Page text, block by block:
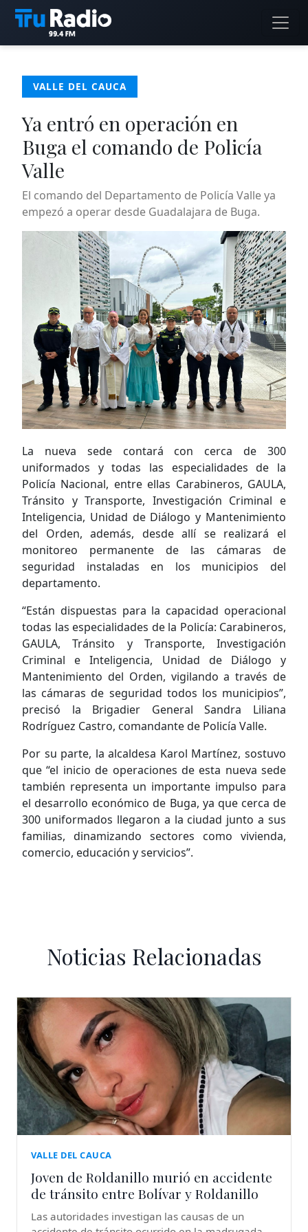
VALLE DEL CAUCA
Ya entró en operación en
Buga el comando de Policía
Valle
El comando del Departamento de Policía Valle ya
empezó a operar desde Guadalajara de Buga.
La nueva sede contará con cerca de 300
uniformados y todas las especialidades de la
Policía Nacional, entre ellas Carabineros, GAULA,
Tránsito y Transporte, Investigación Criminal e
Inteligencia, Unidad de Diálogo y Mantenimiento
del Orden, además, desde allí se realizará el
monitoreo permanente de las cámaras de
seguridad instaladas en los municipios del
departamento.
“Están dispuestas para la capacidad operacional
todas las especialidades de la Policía: Carabineros,
GAULA, Tránsito y Transporte, Investigación
Criminal e Inteligencia, Unidad de Diálogo y
Mantenimiento del Orden, vigilando a través de
las cámaras de seguridad todos los municipios”,
precisó la Brigadier General Sandra Liliana
Rodríguez Castro, comandante de Policía Valle.
Por su parte, la alcaldesa Karol Martínez, sostuvo
que “el inicio de operaciones de esta nueva sede
también representa un importante impulso para
el desarrollo económico de Buga, ya que cerca de
300 uniformados llegaron a la ciudad junto a sus
familias, dinamizando sectores como vivienda,
comercio, educación y servicios”.
Noticias Relacionadas
VALLE DEL CAUCA
Joven de Roldanillo murió en accidente
de tránsito entre Bolívar y Roldanillo
Las autoridades investigan las causas de un